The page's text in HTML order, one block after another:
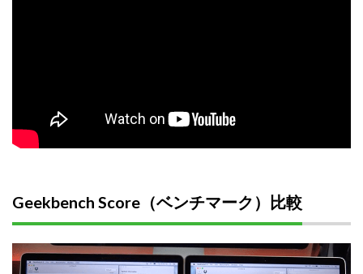
Geekbench Score（ベンチマーク）比較